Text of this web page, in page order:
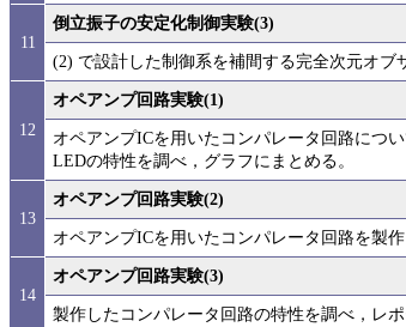
11
倒立振子の安定化制御実験(3)
(2) で設計した制御系を補間する完全次元オブ
12
オペアンプ回路実験(1)
オペアンプICを用いたコンパレータ回路につ
LEDの特性を調べ，グラフにまとめる。
13
オペアンプ回路実験(2)
オペアンプICを用いたコンパレータ回路を製作
14
オペアンプ回路実験(3)
製作したコンパレータ回路の特性を調べ，レポ